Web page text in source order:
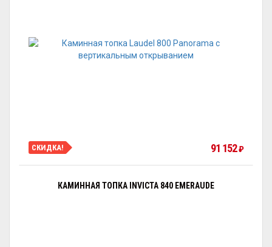
СКИДКА! 91 152₽
КАМИННАЯ ТОПКА INVICTA 840 EMERAUDE